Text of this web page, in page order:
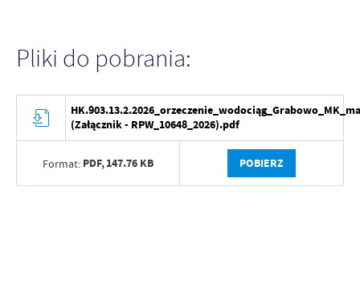
Pliki do pobrania:
(Załącznik - RPW_10648_2026).pdf
Format: PDF,147.76 KB POBIERZ